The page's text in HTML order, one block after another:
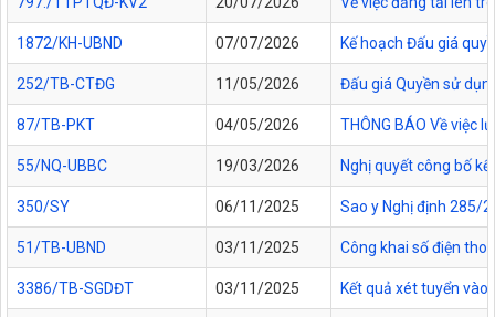
1872/KH-UBND 07/07/2026 Kế hoạch Đấu giá
252/TB-CTĐG 11/05/2026 Đấu giá Quyền sử
87/TB-PKT 04/05/2026 THÔNG BÁO Về việc
55/NQ-UBBC 19/03/2026 Nghị quyết công bố
350/SY 06/11/2025 Sao y Nghị định 285/
51/TB-UBND 03/11/2025 Công khai số điện
3386/TB-SGDĐT 03/11/2025 Kết quả xét tuyển